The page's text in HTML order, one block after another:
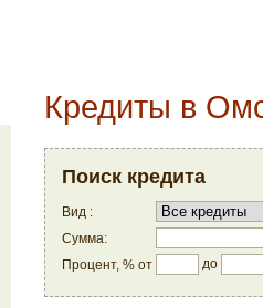
Кредиты в
Поиск кредита
Вид :
Сумма:
Процент, % от
до